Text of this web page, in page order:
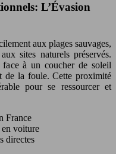
L’Évasion
aux plages sauvages,
sites naturels préservés.
face à un coucher de soleil
de la foule. Cette proximité
pour se ressourcer et
France
en voiture
directes